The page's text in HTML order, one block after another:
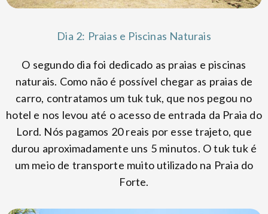
Dia 2: Praias e Piscinas Naturais
O segundo dia foi dedicado as praias e piscinas
naturais. Como não é possível chegar as praias de
carro, contratamos um tuk tuk, que nos pegou no
hotel e nos levou até o acesso de entrada da Praia do
Lord. Nós pagamos 20 reais por esse trajeto, que
durou aproximadamente uns 5 minutos. O tuk tuk é
um meio de transporte muito utilizado na Praia do
Forte.